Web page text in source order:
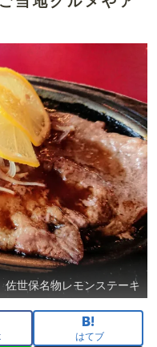
佐世保名物レモンステーキ
はてブ